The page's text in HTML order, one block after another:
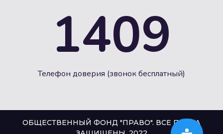
1409
Телефон доверия (звонок бесплатный)
ОБЩЕСТВЕННЫЙ ФОНД "ПРАВО". ВСЕ ПРАВА